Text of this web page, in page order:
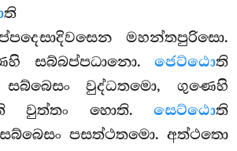
ති
මහන්තපුරිසො.
සබ්බප්පධානො. ජෙට්ඨොති
වුද්ධතමො, ගුණෙහි
වුත්තං හොති. සෙට්ඨොති
පසත්ථතමො. අත්ථතො